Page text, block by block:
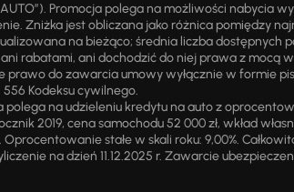
Promocja polega na możliwości nabycia
Zniżka jest obliczana jako różnica pomiędzy
na bieżąco; średnia liczba dostępnych
rabatami, ani dochodzić do niej prawa z mocą
do zawarcia umowy wyłącznie w formie
Kodeksu cywilnego.
na udzieleniu kredytu na auto z
2019, cena samochodu 52 000 zł, wkład
stałe w skali roku: 9,00%.
na dzień 11.12.2025 r. Zawarcie